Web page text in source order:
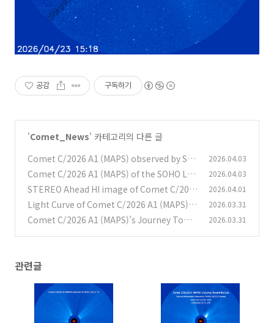
공감 구독하기
'Comet_News' 카테고리의 다른 글
Comet C/2026 A1 (MAPS) observed by SO
HO LASCO C3 SOHO LASCO C3로 촬영한 C/2
026 A1 혜성
2026.04.03
Comet C/2026 A1 (MAPS) of the SOHO LAS
CO C3 SOHO LASCO C3에 촬영된 C/2026 A1
혜성
(0)
2026.04.03
STEREO Ahead HI image of Comet C/202
6 A1 (MAPS) C/2026 A1 (MAPS) 혜성의 STE
REO Ahead HI 이미지 (0)
2026.04.01
Light Curve of Comet C/2026 A1 (MAPS)
C/2026 A1 (맵스) 혜성의 광도 곡선 (0)
2026.03.31
Comet C/2026 A1 (MAPS)’s Journey Towa
2026.03.31
관련글